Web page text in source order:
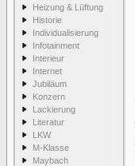
Heizung & Lüftung
Historie
Individualisierung
Infotainment
Interieur
Internet
Jubiläum
Konzern
Lackierung
Literatur
LKW
M-Klasse
Maybach